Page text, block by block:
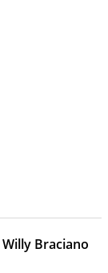
Willy Braciano